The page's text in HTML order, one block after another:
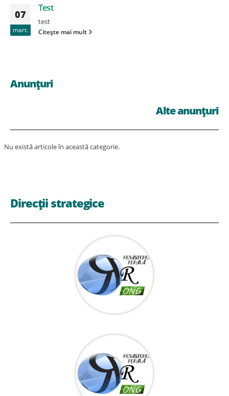
07
mart.
Test
test
Citește mai mult
Anunțuri
Alte anunțuri
Nu există articole în această categorie.
Direcții strategice